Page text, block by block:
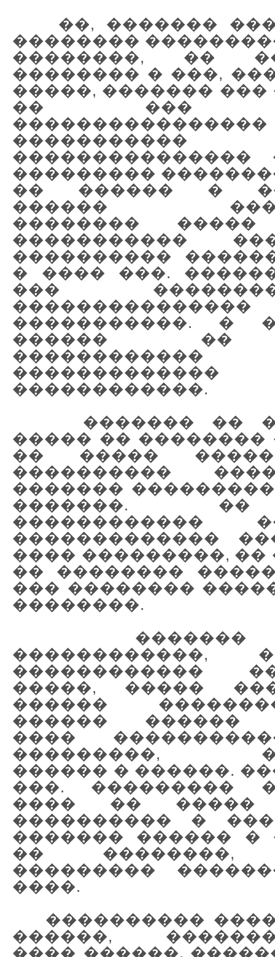
��, �������
��������
��������, ��
�������� � ���,
�����, ������� ���
�� ���
�����������
���������������
���������
�� ������ �
������
�������� �����
�����������
����������
� ���� ���.
���
�����������. �
������ ��
������������
������������.
������� ��
����� �� ��������
�� �����
����������
�������
�������.
������������
�������������
���� ���������, ��
�� ��������
��� ��������
��������.
�������
������������,
������������
�����, �����
������
������ ������
����
���������,
������ � ������.
���. ���������
���� �� �����
���������� �
������� ������ �
�� ��������,
���������
����.
����������
������,
���� ������.